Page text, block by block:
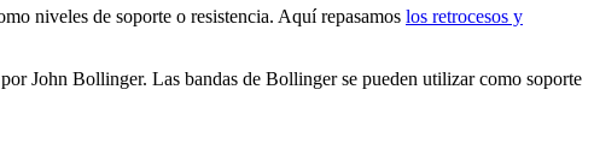
niveles de soporte o resistencia. Aquí repasamos los retrocesos y
John Bollinger. Las bandas de Bollinger se pueden utilizar como soporte